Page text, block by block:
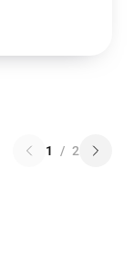
1 / 2